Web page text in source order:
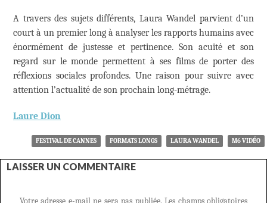
A travers des sujets différents, Laura Wandel parvient d’un
court à un premier long à analyser les rapports humains avec
énormément de justesse et pertinence. Son acuité et son
regard sur le monde permettent à ses films de porter des
réflexions sociales profondes. Une raison pour suivre avec
attention l’actualité de son prochain long-métrage.
Laure Dion
FESTIVAL DE CANNES FORMATS LONGS LAURA WANDEL M6 VIDÉO
LAISSER UN COMMENTAIRE
Votre adresse e-mail ne sera pas publiée. Les champs obligatoires